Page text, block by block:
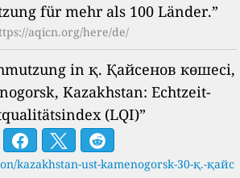
für mehr als 100 Länder.”
aqicn.org/here/de/
in қ. Қайсенов көшесі,
Kazakhstan: Echtzeit-
(LQI)”
kazakhstan-ust-kamenogorsk-30-қ.-қайс